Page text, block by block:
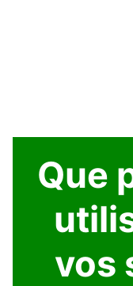
Que
vos